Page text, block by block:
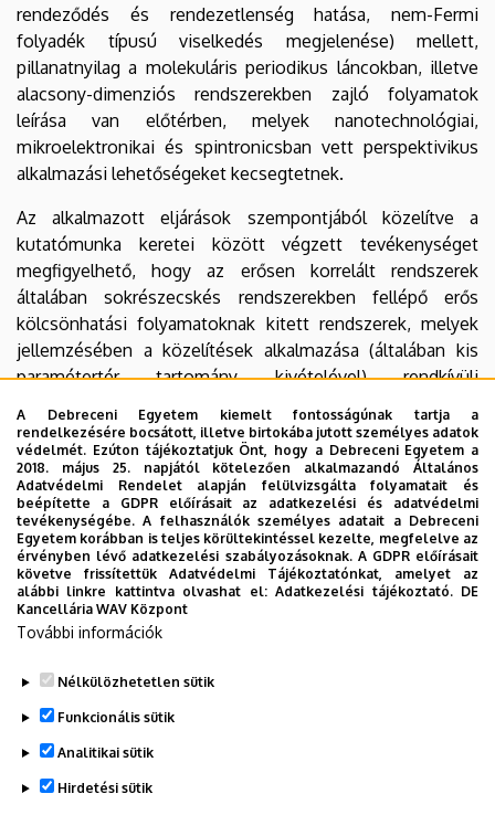
rendeződés és rendezetlenség hatása, nem-Fermi
folyadék típusú viselkedés megjelenése) mellett,
pillanatnyilag a molekuláris periodikus láncokban, illetve
alacsony-dimenziós rendszerekben zajló folyamatok
leírása van előtérben, melyek nanotechnológiai,
mikroelektronikai és spintronicsban vett perspektivikus
alkalmazási lehetőségeket kecsegtetnek.
Az alkalmazott eljárások szempontjából közelítve a
kutatómunka keretei között végzett tevékenységet
megfigyelhető, hogy az erősen korrelált rendszerek
általában sokrészecskés rendszerekben fellépő erős
kölcsönhatási folyamatoknak kitett rendszerek, melyek
jellemzésében a közelítések alkalmazása (általában kis
paramétertér tartomány kivételével) rendkívüli
torzításokat okozhat. Ennek megfelelően, a pontos
eredményeket adó eljárások kifejlesztése és alkalmazása
fontos szerepet játszik a csoport tevékenységében.
Mindez olyan módszertani területen zajlik (nem-
integrálható sokrészecskés kvantummechanikai
rendszerekre vonatkozó pontos eredmények) amely
pillanatnyilag majdnem teljes egészében nyitott. Ennek
megfelelően, igaz megfelelő matematikai háttérismeretek
igénye mellett, másodkvantálási szinten zajló és az
említett tárgykörhöz tartozó, eljárásbeli és módszertani
kifejlesztések lehetőségeit is felkaroljuk és műveljük.
Legutóbbi frissítés: 2023. 06. 08. 11:01
A Debreceni Egyetem kiemelt fontosságúnak tartja a
rendelkezésére bocsátott, illetve birtokába jutott személyes adatok
védelmét. Ezúton tájékoztatjuk Önt, hogy a Debreceni Egyetem a
2018. május 25. napjától kötelezően alkalmazandó Általános
Adatvédelmi Rendelet alapján felülvizsgálta folyamatait és
beépítette a GDPR előírásait az adatkezelési és adatvédelmi
tevékenységébe. A felhasználók személyes adatait a Debreceni
Egyetem korábban is teljes körültekintéssel kezelte, megfelelve az
érvényben lévő adatkezelési szabályozásoknak. A GDPR előírásait
követve frissítettük Adatvédelmi Tájékoztatónkat, amelyet az
alábbi linkre kattintva olvashat el:Adatkezelési tájékoztató. DE
Kancellária WAV Központ
További információk
Nélkülözhetetlen sütik
Funkcionális sütik
Analitikai sütik
Hirdetési sütik